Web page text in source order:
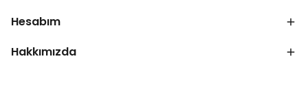
Hesabım
Hakkımızda